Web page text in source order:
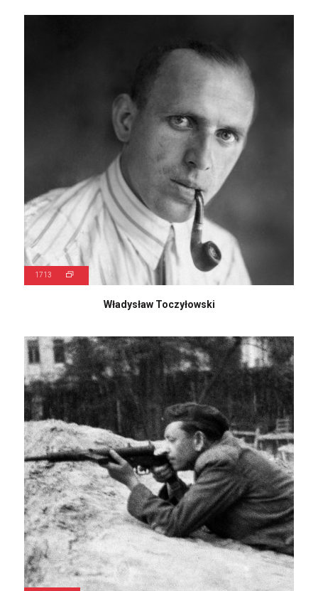
1713
Władysław Toczyłowski